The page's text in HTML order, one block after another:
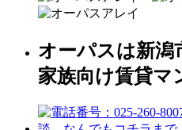
オーパスは新潟
家族向け賃貸マ